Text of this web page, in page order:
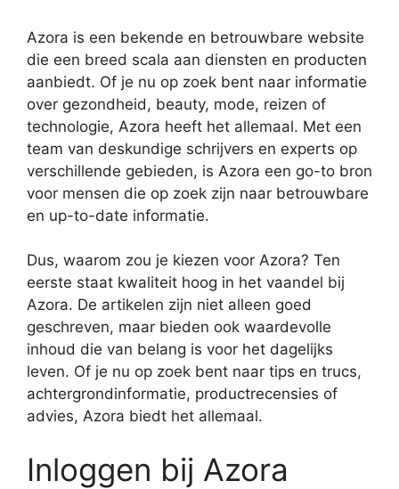
Azora is een bekende en betrouwbare website
die een breed scala aan diensten en producten
aanbiedt. Of je nu op zoek bent naar informatie
over gezondheid, beauty, mode, reizen of
technologie, Azora heeft het allemaal. Met een
team van deskundige schrijvers en experts op
verschillende gebieden, is Azora een go-to bron
voor mensen die op zoek zijn naar betrouwbare
en up-to-date informatie.
Dus, waarom zou je kiezen voor Azora? Ten
eerste staat kwaliteit hoog in het vaandel bij
Azora. De artikelen zijn niet alleen goed
geschreven, maar bieden ook waardevolle
inhoud die van belang is voor het dagelijks
leven. Of je nu op zoek bent naar tips en trucs,
achtergrondinformatie, productrecensies of
advies, Azora biedt het allemaal.
Inloggen bij Azora